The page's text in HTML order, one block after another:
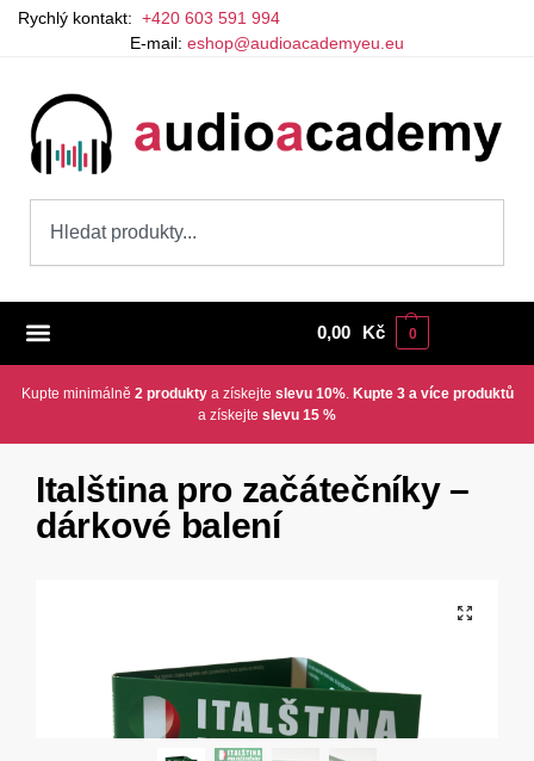
Rychlý kontakt: +420 603 591 994
E-mail: eshop@audioacademyeu.eu
0,00 Kč 0
Kupte minimálně 2 produktya získejte slevu 10%. Kupte 3 a více produktů
a získejte slevu 15 %
Italština pro začátečníky –
dárkové balení